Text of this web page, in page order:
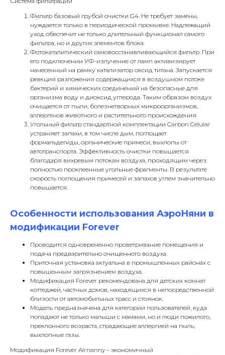
Фильтр базовый грубой очистки G4. Не требует замены,
нуждается только в периодической промывке. Надлежащий
уход обеспечит не только длительный функционал самого
фильтра, но и других элементов блока.
Фотокаталитический самовосстанавливающийся фильтр. При
его подключении УФ-излучение от ламп активизирует
нанесенный на рамку катализатор оксид титана. Запускается
реакция разложения содержащихся в воздушном потоке
бактерий и химических соединений на безопасные для
организма воду и диоксид углерода. Таким образом воздух
очищается от пыли, болезнетворных микроорганизмов,
аллергенов животного и растительного происхождения.
Угольный фильтр стандартной комплектации Carbon Celular
устраняет запахи, в том числе дым, поглощает
формальдегиды, органические примеси, выхлопы от
автотранспорта. Эффективность очистки повышается
благодаря вихревым потокам воздуха, проходящим через
полностью проклеенные угольные фрагменты. В результате
скорость поглощения примесей и запахов углем значительно
повышается.
Особенности использования АэроНяни в
модификации Forever
Проводится одновременно проветривание помещения и
подача предварительно очищенного воздуха.
Приточная установка актуальна в промышленных районах с
повышенным загрязнением воздуха.
Модификация Forever рекомендована для детских комнат
коттеджей, частных домов, находящихся в непосредственной
близости от автомобильных трасс и стоянок.
Модель предназначена для категории пользователей, куда
попадают не только малыши с мамами, но и люди пожилого,
преклонного возраста, страдающие аллергией на пыль,
выхлопные газы.
Модификация Forever Airnanny – экономичный